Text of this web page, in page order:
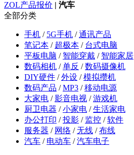
ZOL产品报价 | 汽车
全部分类
手机 / 5G手机 /通讯产品
笔记本 / 超极本 / 台式电脑
平板电脑 / 智能穿戴 / 智能家居
数码相机 /单反 /数码摄像机
DIY硬件 /外设 /模拟攒机
数码产品 /MP3 /移动电源
大家电 /影音电视 /游戏机
厨卫电器 /小家电 /生活家电
办公打印 /投影 / 监控 /软件
服务器 / 网络 /无线 /布线
汽车 / 电动车 /汽车电子